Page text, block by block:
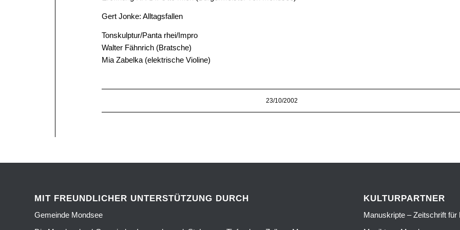
Gert Jonke: Alltagsfallen
Tonskulptur/Panta rhei/Impro
Walter Fähnrich (Bratsche)
Mia Zabelka (elektrische Violine)
23/10/2002
MIT FREUNDLICHER UNTERSTÜTZUNG DURCH
Gemeinde Mondsee
KULTURPARTNER
Manuskripte – Zeitschrift für